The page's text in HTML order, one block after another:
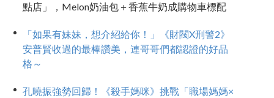
點店」，Melon奶油包＋香蕉牛奶成購物車標配
「如果有妹妹，想介紹給你！」《財閥X刑警2》
安普賢收過的最棒讚美，連哥哥們都認證的好品
格～
孔曉振強勢回歸！《殺手媽咪》挑戰「職場媽媽×